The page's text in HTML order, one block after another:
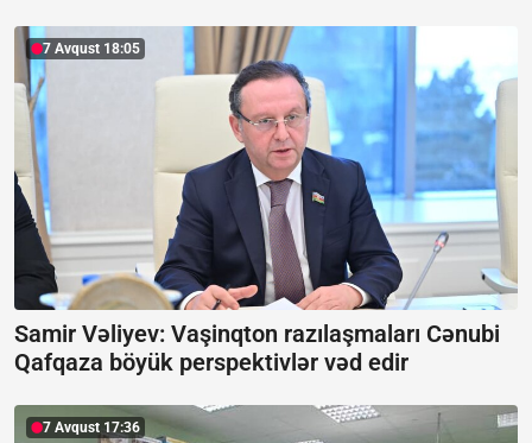
7 Avqust 18:05
Samir Vəliyev: Vaşinqton razılaşmaları Cənubi
Qafqaza böyük perspektivlər vəd edir
7 Avqust 17:36